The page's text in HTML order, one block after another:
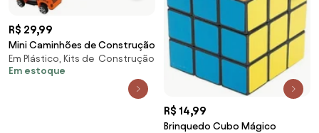
R$ 29,99
Mini Caminhões de Construção
Em Plástico, Kits de Construção
Em estoque
R$ 14,99
Brinquedo Cubo Mágico